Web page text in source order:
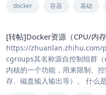
docker 容器 基础
[转帖]Docker资源（CPU/内
https://zhuanlan.zhihu.com/
cgroups其名称源自控制组群
内核的一个功能，用来限制、
存、磁盘输入输出等）。 什么